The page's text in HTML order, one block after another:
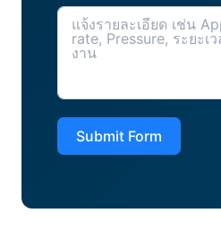
Submit Form